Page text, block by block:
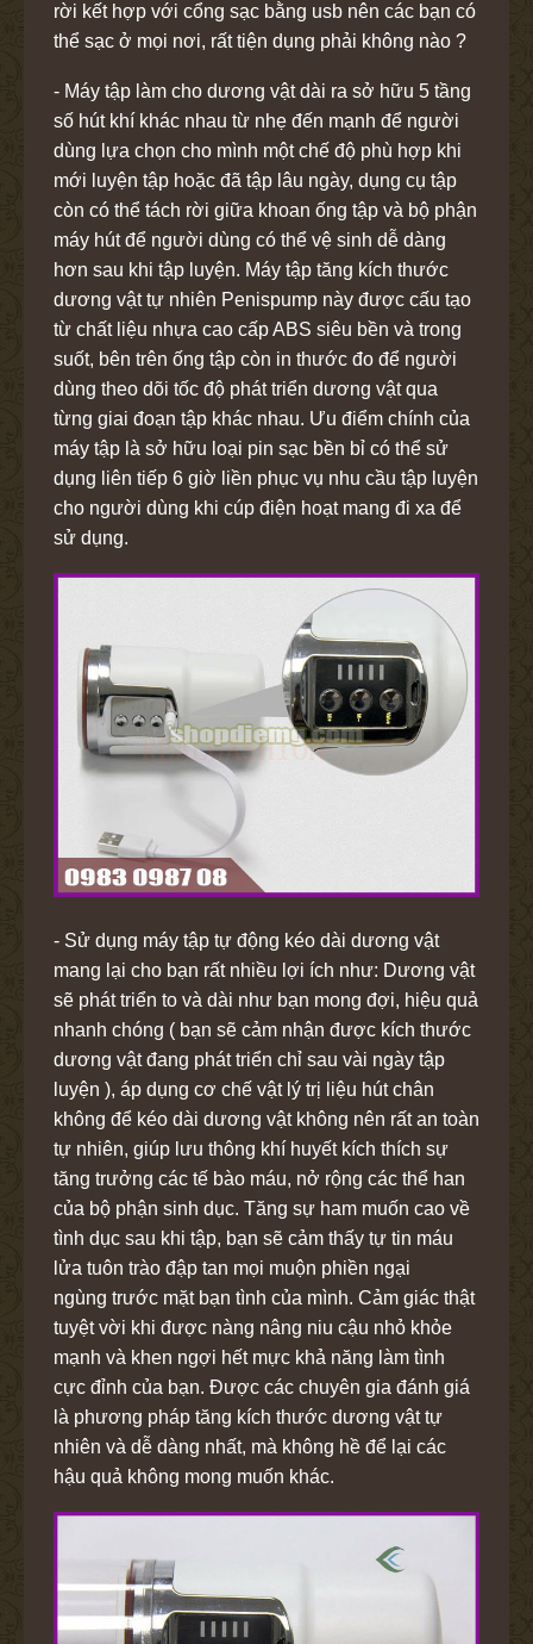
rời kết hợp với cổng sạc bằng usb nên các bạn có
thể sạc ở mọi nơi, rất tiện dụng phải không nào ?
- Máy tập làm cho dương vật dài ra sở hữu 5 tầng
số hút khí khác nhau từ nhẹ đến mạnh để người
dùng lựa chọn cho mình một chế độ phù hợp khi
mới luyện tập hoặc đã tập lâu ngày, dụng cụ tập
còn có thể tách rời giữa khoan ống tập và bộ phận
máy hút để người dùng có thể vệ sinh dễ dàng
hơn sau khi tập luyện. Máy tập tăng kích thước
dương vật tự nhiên Penispump này được cấu tạo
từ chất liệu nhựa cao cấp ABS siêu bền và trong
suốt, bên trên ống tập còn in thước đo để người
dùng theo dõi tốc độ phát triển dương vật qua
từng giai đoạn tập khác nhau. Ưu điểm chính của
máy tập là sở hữu loại pin sạc bền bỉ có thể sử
dụng liên tiếp 6 giờ liền phục vụ nhu cầu tập luyện
cho người dùng khi cúp điện hoạt mang đi xa để
sử dụng.
- Sử dụng máy tập tự động kéo dài dương vật
mang lại cho bạn rất nhiều lợi ích như: Dương vật
sẽ phát triển to và dài như bạn mong đợi, hiệu quả
nhanh chóng ( bạn sẽ cảm nhận được kích thước
dương vật đang phát triển chỉ sau vài ngày tập
luyện ), áp dụng cơ chế vật lý trị liệu hút chân
không để kéo dài dương vật không nên rất an toàn
tự nhiên, giúp lưu thông khí huyết kích thích sự
tăng trưởng các tế bào máu, nở rộng các thể han
của bộ phận sinh dục. Tăng sự ham muốn cao về
tình dục sau khi tập, bạn sẽ cảm thấy tự tin máu
lửa tuôn trào đập tan mọi muộn phiền ngại
ngùng trước mặt bạn tình của mình. Cảm giác thật
tuyệt vời khi được nàng nâng niu cậu nhỏ khỏe
mạnh và khen ngợi hết mực khả năng làm tình
cực đỉnh của bạn. Được các chuyên gia đánh giá
là phương pháp tăng kích thước dương vật tự
nhiên và dễ dàng nhất, mà không hề để lại các
hậu quả không mong muốn khác.